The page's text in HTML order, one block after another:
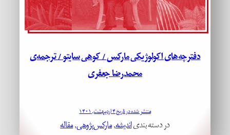
دفترچه‌های اکولوژیکی مارکس / کوهی سایتو / ترجمه‌ی
محمدرضا جعفری
منتشر شده در تاریخ ۴ اردیبهشت, ۱۴۰۱
در دسته بندیاندیشه, مارکس‌پژوهی, مقاله